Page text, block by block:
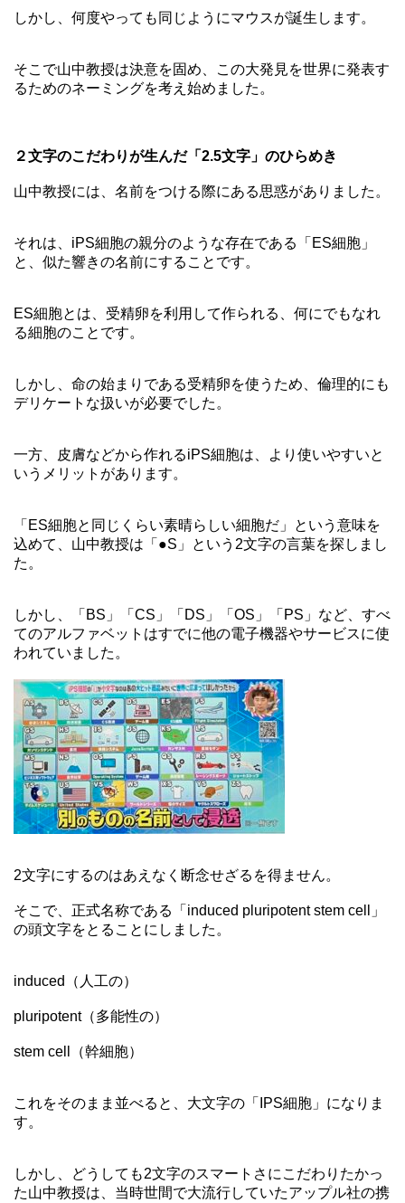
しかし、何度やっても同じようにマウスが誕生します。
そこで山中教授は決意を固め、この大発見を世界に発表す
るためのネーミングを考え始めました。
２文字のこだわりが生んだ「2.5文字」のひらめき
山中教授には、名前をつける際にある思惑がありました。
それは、iPS細胞の親分のような存在である「ES細胞」
と、似た響きの名前にすることです。
ES細胞とは、受精卵を利用して作られる、何にでもなれ
る細胞のことです。
しかし、命の始まりである受精卵を使うため、倫理的にも
デリケートな扱いが必要でした。
一方、皮膚などから作れるiPS細胞は、より使いやすいと
いうメリットがあります。
「ES細胞と同じくらい素晴らしい細胞だ」という意味を
込めて、山中教授は「●S」という2文字の言葉を探しまし
た。
しかし、「BS」「CS」「DS」「OS」「PS」など、すべ
てのアルファベットはすでに他の電子機器やサービスに使
われていました。
2文字にするのはあえなく断念せざるを得ません。
そこで、正式名称である「induced pluripotent stem cell」
の頭文字をとることにしました。
induced（人工の）
pluripotent（多能性の）
stem cell（幹細胞）
これをそのまま並べると、大文字の「IPS細胞」になりま
す。
しかし、どうしても2文字のスマートさにこだわりたかっ
た山中教授は、当時世間で大流行していたアップル社の携